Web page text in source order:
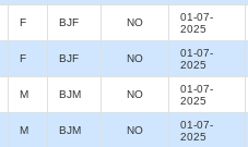
F BJF NO
01-07-
2025
F BJF NO
01-07-
2025
M BJM NO
01-07-
2025
M BJM NO
01-07-
2025